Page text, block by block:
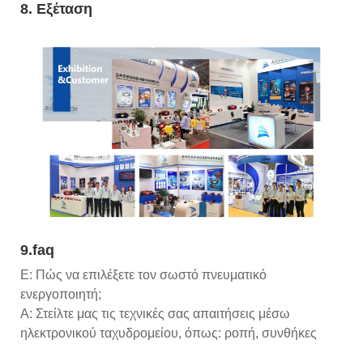
8. Εξέταση
9.faq
Ε: Πώς να επιλέξετε τον σωστό πνευματικό
ενεργοποιητή;
Α: Στείλτε μας τις τεχνικές σας απαιτήσεις μέσω
ηλεκτρονικού ταχυδρομείου, όπως: ροπή, συνθήκες